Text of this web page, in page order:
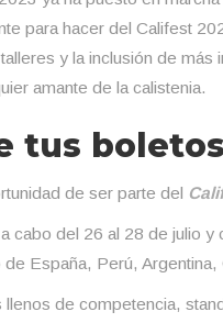
para hacer del Califest
y la inclusión de
amante de la calistenia.
tus boletos
de ser parte del
cabo del 26 al 28 de julio
España, Perú,
de competencia,